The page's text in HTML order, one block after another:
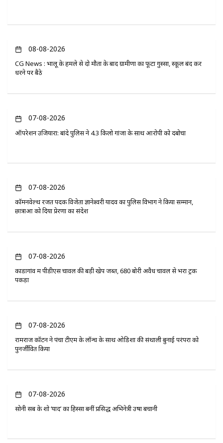
08-08-2026
CG News : भालू के हमले से दो मौतों के बाद ग्रामीणों का फूटा गुस्सा, स्कूल बंद कर
धरने पर बैठे
07-08-2026
ऑपरेशन उजियारा: बांदे पुलिस ने 4.3 किलो गांजा के साथ आरोपी को दबोचा
07-08-2026
कॉमनवेल्थ रजत पदक विजेता ज्ञानेश्वरी यादव का पुलिस विभाग ने किया सम्मान,
छात्राओं को दिया प्रेरणा का संदेश
07-08-2026
कोंडागांव में पीडीएस चावल की बड़ी खेप जब्त, 680 बोरी अवैध चावल से भरा ट्रक
पकड़ा
07-08-2026
रामराज कॉटन ने पंचा टीएम के लॉन्च के साथ ओडिशा की संथाली बुनाई परंपरा को
पुनर्जीवित किया
07-08-2026
सोनी सब के शो ‘यादें’ का हिस्सा बनीं प्रसिद्ध अभिनेत्री उषा बचानी